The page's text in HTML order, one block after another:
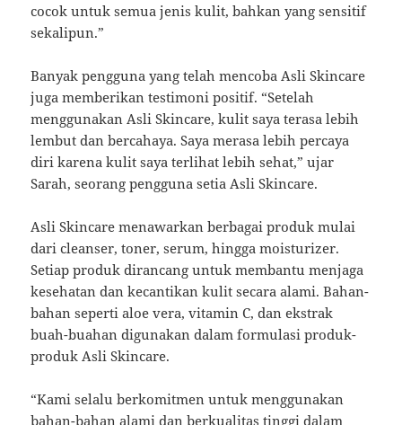
cocok untuk semua jenis kulit, bahkan yang sensitif
sekalipun.”
Banyak pengguna yang telah mencoba Asli Skincare
juga memberikan testimoni positif. “Setelah
menggunakan Asli Skincare, kulit saya terasa lebih
lembut dan bercahaya. Saya merasa lebih percaya
diri karena kulit saya terlihat lebih sehat,” ujar
Sarah, seorang pengguna setia Asli Skincare.
Asli Skincare menawarkan berbagai produk mulai
dari cleanser, toner, serum, hingga moisturizer.
Setiap produk dirancang untuk membantu menjaga
kesehatan dan kecantikan kulit secara alami. Bahan-
bahan seperti aloe vera, vitamin C, dan ekstrak
buah-buahan digunakan dalam formulasi produk-
produk Asli Skincare.
“Kami selalu berkomitmen untuk menggunakan
bahan-bahan alami dan berkualitas tinggi dalam